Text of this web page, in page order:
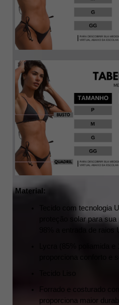
Material:
Tecido com tecnologia
proteção solar para
98% a entrada de raios
Lycra (85% poliamida
proporciona conforto e
Forrado e costurado
proporciona maior